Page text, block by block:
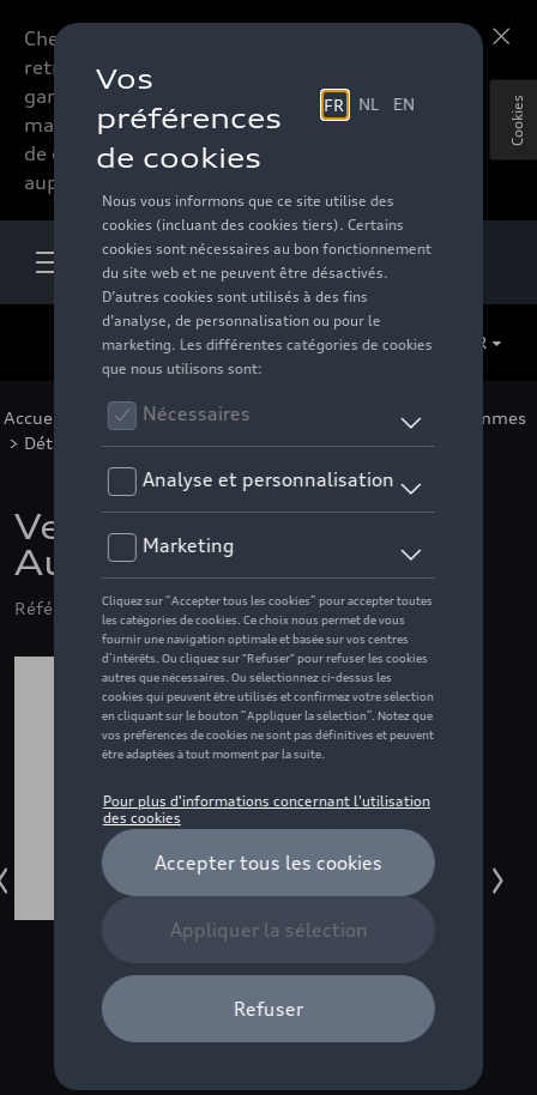
Chers accessoires-lovers,
retrouvez dorénavant toute la
gamme d’accessoires de votre
marque préférée sous forme
de catalogue à commander
auprès de votre distributeur.
FR
Accueil Pour vous >F1 Collection Vêtements
Femmes
> Détail
Veste de survêtement
Audi F1 Fan, gris - L
Référence: ZZQ3132601504
Cookies